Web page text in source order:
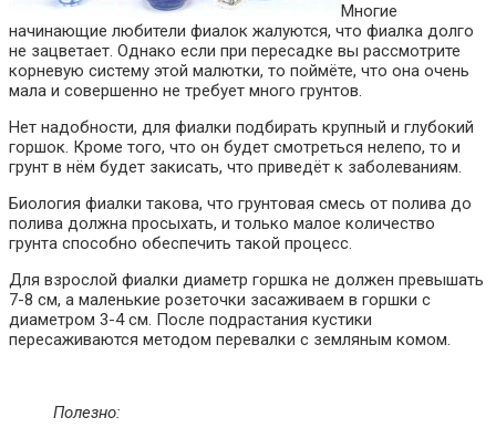
Многие
начинающие любители фиалок жалуются, что фиалка долго
не зацветает. Однако если при пересадке вы рассмотрите
корневую систему этой малютки, то поймёте, что она очень
мала и совершенно не требует много грунтов.
Нет надобности, для фиалки подбирать крупный и глубокий
горшок. Кроме того, что он будет смотреться нелепо, то и
грунт в нём будет закисать, что приведёт к заболеваниям.
Биология фиалки такова, что грунтовая смесь от полива до
полива должна просыхать, и только малое количество
грунта способно обеспечить такой процесс.
Для взрослой фиалки диаметр горшка не должен превышать
7-8 см, а маленькие розеточки засаживаем в горшки с
диаметром 3-4 см. После подрастания кустики
пересаживаются методом перевалки с земляным комом.
Полезно: